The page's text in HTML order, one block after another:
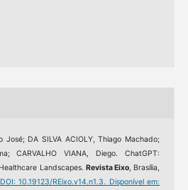
José; DA SILVA ACIOLY, Thiago Machado;
CARVALHO VIANA, Diego. ChatGPT:
Landscapes. Revista Eixo, Brasília,
DOI: 10.19123/REixo.v14.n1.3. Disponível em: